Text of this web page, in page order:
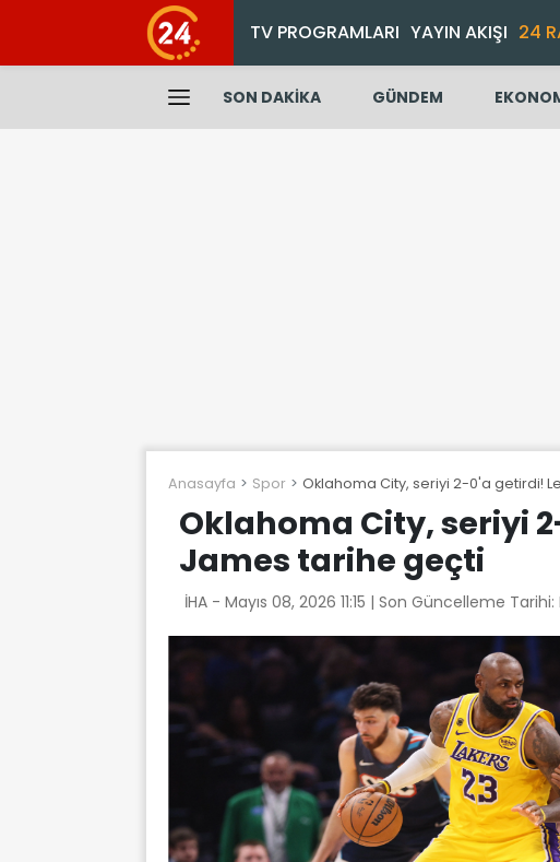
TV PROGRAMLARI YAYIN AKIŞI 24
SON DAKİKA GÜNDEM
Anasayfa Spor Oklahoma City, seriyi 2-0'a getirdi!
Oklahoma City, seriyi
James tarihe geçti
İHA - Mayıs 08, 2026 11:15 | Son Güncelleme Tarihi: